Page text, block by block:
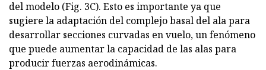
del modelo (Fig. 3C). Esto es importante ya que
sugiere la adaptación del complejo basal del ala para
desarrollar secciones curvadas en vuelo, un fenómeno
que puede aumentar la capacidad de las alas para
producir fuerzas aerodinámicas.